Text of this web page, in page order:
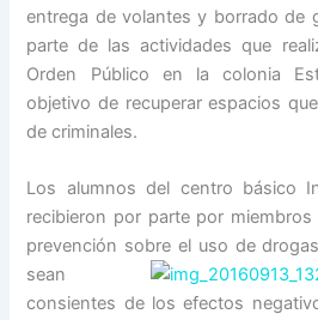
entrega de volantes y borrado de
parte de las actividades que
Orden Público en la colonia
objetivo de recuperar espacios
de criminales.
Los alumnos del centro básico
recibieron por parte por
prevención sobre el uso de
sean
consientes de los efectos